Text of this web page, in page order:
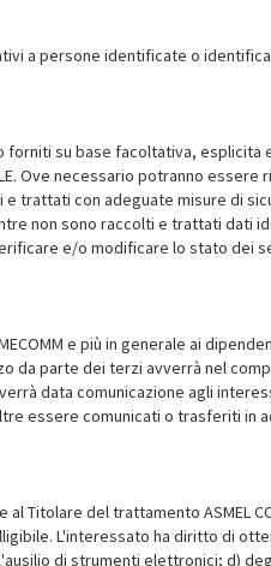
a persone identificate o
su base facoltativa, esplicita
Ove necessario potranno essere
trattati con adeguate misure di
non sono raccolti e trattati dati
e/o modificare lo stato dei
e più in generale ai
da parte dei terzi avverrà nel
data comunicazione agli
essere comunicati o trasferiti in
del trattamento ASMEL
L'interessato ha diritto di
di strumenti elettronici; d)